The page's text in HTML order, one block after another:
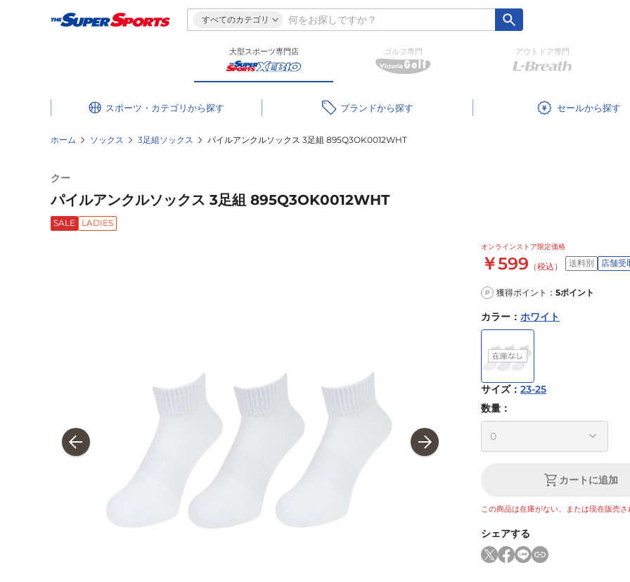
すべてのカテゴリ
大型スポーツ専門店 ゴルフ専門 アウトドア専門
スポーツ・カテゴリ ブランド セール
ホーム ソックス 3足組ソックス パイルアンクルソックス 3足組 895Q3OK0012WHT
クー
パイルアンクルソックス 3足組 895Q3OK0012WHT
SALE LADIES
オンラインストア限定価格
￥599 （税込） 送料別 店舗受
P 獲得ポイント： 5ポイント
カラー ： ホワイト
サイズ： 23-25
数量：
カートに追加
この商品は在庫がない、または現在販売さ
シェアする